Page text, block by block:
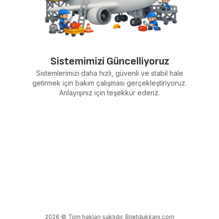
Sistemimizi Güncelliyoruz
Sistemlerimizi daha hızlı, güvenli ve stabil hale
getirmek için bakım çalışması gerçekleştiriyoruz.
Anlayışınız için teşekkür ederiz.
2026 © Tüm hakları saklıdır. Biletdukkani.com